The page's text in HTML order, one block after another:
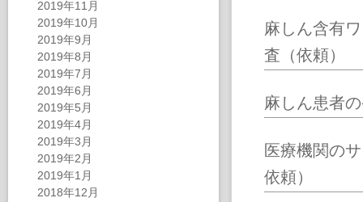
2019年11月
2019年10月
2019年9月
2019年8月
2019年7月
2019年6月
2019年5月
2019年4月
2019年3月
2019年2月
2019年1月
2018年12月
麻しん含有
査（依頼）
麻しん患者
医療機関の
依頼）